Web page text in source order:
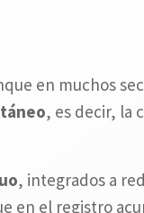
en muchos
, es decir, la
, integrados a
en el registro